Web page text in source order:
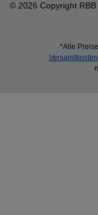
© 2026 Copyright
*Alle
Versandkosten